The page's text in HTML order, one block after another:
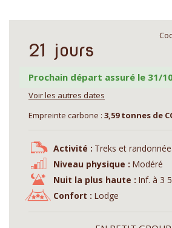
21 jours
Prochain départ assuré le 31/
Voir les autres dates
Empreinte carbone : 3,59 tonnes de
Activité : Treks et
Niveau physique : Modéré
Nuit la plus haute : Inf. à 3
Confort : Lodge